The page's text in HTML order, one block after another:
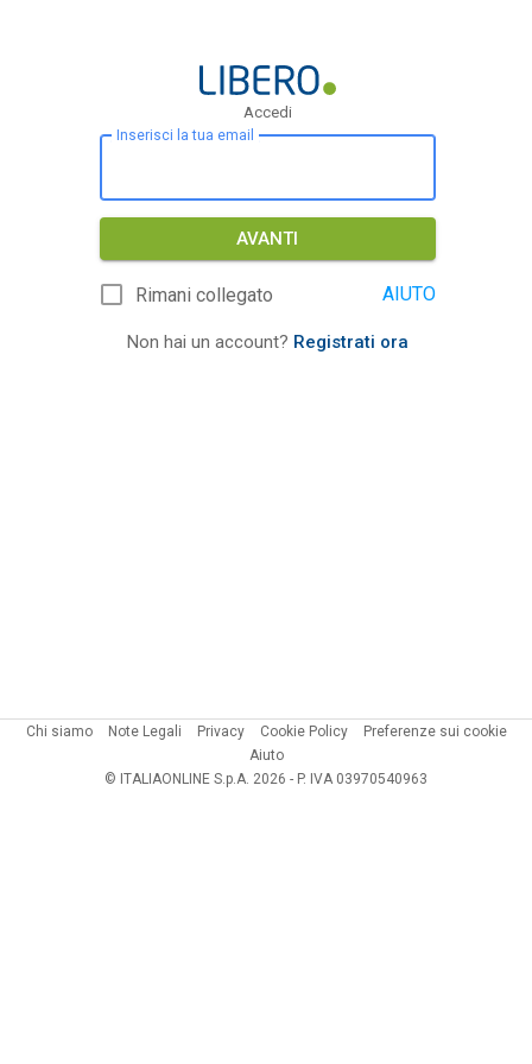
Accedi
Inserisci la tua email
AVANTI
Rimani collegato AIUTO
Non hai un account? Registrati ora
Chi siamo Note Legali Privacy Cookie Policy
Preferenze sui cookie
Aiuto
© ITALIAONLINE S.p.A. 2026 - P. IVA 03970540963